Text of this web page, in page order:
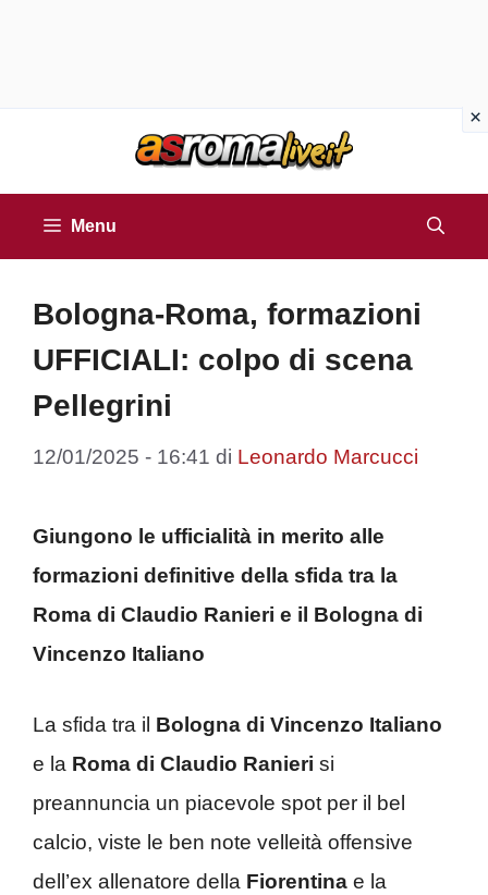
Menu
Bologna-Roma, formazioni
UFFICIALI: colpo di scena
Pellegrini
12/01/2025 - 16:41 di Leonardo Marcucci
Giungono le ufficialità in merito alle
formazioni definitive della sfida tra la
Roma di Claudio Ranieri e il Bologna di
Vincenzo Italiano
La sfida tra il Bologna di Vincenzo Italiano
e la Roma di Claudio Ranieri si
preannuncia un piacevole spot per il bel
calcio, viste le ben note velleità offensive
dell’ex allenatore della Fiorentina e la